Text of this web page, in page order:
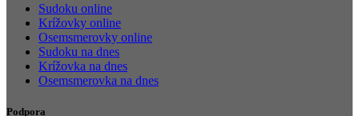
Sudoku online
Krížovky online
Osemsmerovky online
Sudoku na dnes
Krížovka na dnes
Osemsmerovka na dnes
Podpora